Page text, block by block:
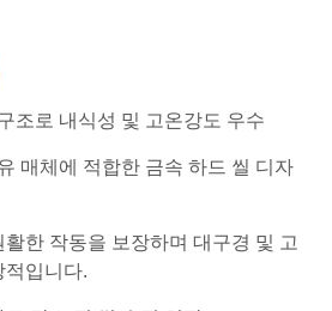
조로 내식성 및 고온강도 우수
매체에 적합한 금속 하드 씰 디자
한 작동을 보장하며 대구경 및 고
적입니다.